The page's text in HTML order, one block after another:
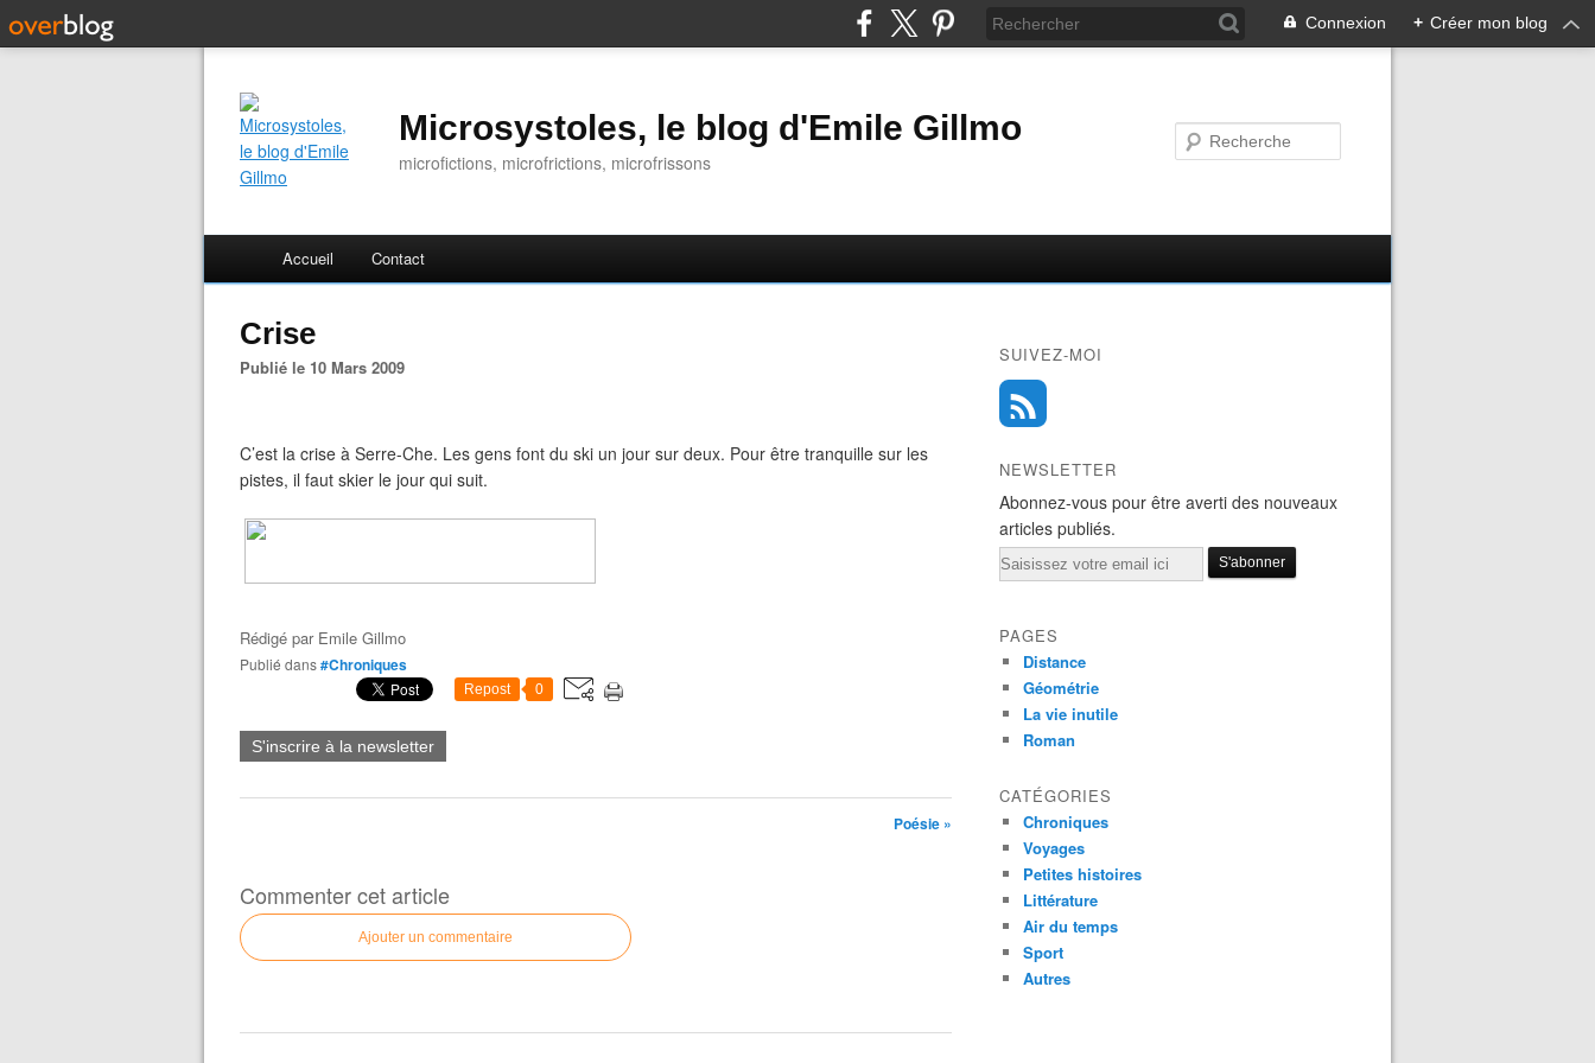
Connexion + Créer mon blog
Microsystoles, le blog d'Emile Gillmo
microfictions, microfrictions, microfrissons
Accueil Contact
Crise
Publié le 10 Mars 2009
C’est la crise à Serre-Che. Les gens font du ski un jour sur deux. Pour être tranquille sur les
pistes, il faut skier le jour qui suit.
Rédigé par Emile Gillmo
Publié dans#Chroniques
Repost 0
S'inscrire à la newsletter
Poésie »
Commenter cet article
Ajouter un commentaire
SUIVEZ-MOI
NEWSLETTER
Abonnez-vous pour être averti des nouveaux
articles publiés.
Email
PAGES
Distance
Géométrie
La vie inutile
Roman
CATÉGORIES
Chroniques
Voyages
Petites histoires
Littérature
Air du temps
Sport
Autres